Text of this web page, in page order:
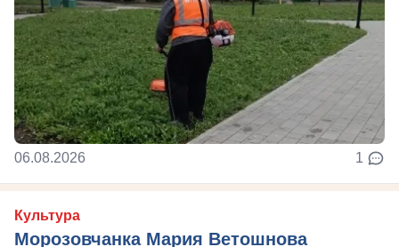
06.08.2026 1
Культура
Морозовчанка Мария Ветошнова